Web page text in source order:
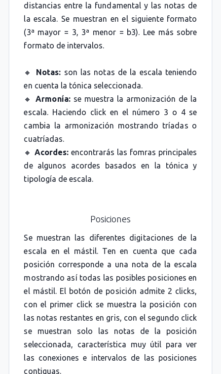
distancias entre la fundamental y las notas de
la escala. Se muestran en el siguiente formato
(3ª mayor = 3, 3ª menor = b3). Lee más sobre
formato de intervalos.
🔸 Notas: son las notas de la escala teniendo
en cuenta la tónica seleccionada.
🔸Armonía:se muestra la armonización de la
escala. Haciendo click en el número 3 o 4 se
cambia la armonización mostrando tríadas o
cuatríadas.
🔸 Acordes: encontrarás las fomras principales
de algunos acordes basados en la tónica y
tipología de escala.
Posiciones
Se muestran las diferentes digitaciones de la
escala en el mástil. Ten en cuenta que cada
posición corresponde a una nota de la escala
mostrando así todas las posibles posiciones en
el mástil. El botón de posición admite 2 clicks,
con el primer click se muestra la posición con
las notas restantes en gris, con el segundo click
se muestran solo las notas de la posición
seleccionada, característica muy útil para ver
las conexiones e intervalos de las posiciones
contiguas.